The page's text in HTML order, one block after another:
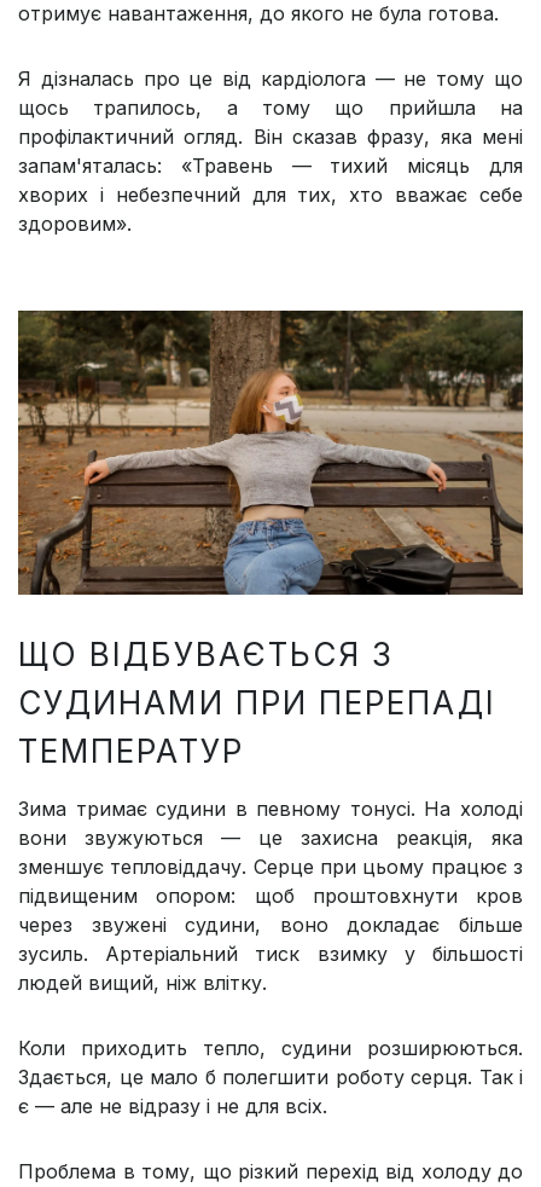
отримує навантаження, до якого не була готова.
Я дізналась про це від кардіолога — не тому що
щось трапилось, а тому що прийшла на
профілактичний огляд. Він сказав фразу, яка мені
запам'яталась: «Травень — тихий місяць для
хворих і небезпечний для тих, хто вважає себе
здоровим».
ЩО ВІДБУВАЄТЬСЯ З
СУДИНАМИ ПРИ ПЕРЕПАДІ
ТЕМПЕРАТУР
Зима тримає судини в певному тонусі. На холоді
вони звужуються — це захисна реакція, яка
зменшує тепловіддачу. Серце при цьому працює з
підвищеним опором: щоб проштовхнути кров
через звужені судини, воно докладає більше
зусиль. Артеріальний тиск взимку у більшості
людей вищий, ніж влітку.
Коли приходить тепло, судини розширюються.
Здається, це мало б полегшити роботу серця. Так і
є — але не відразу і не для всіх.
Проблема в тому, що різкий перехід від холоду до